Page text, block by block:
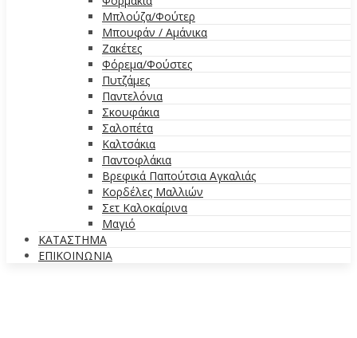
Μπλούζα/Φούτερ
Μπουφάν / Αμάνικα
Ζακέτες
Φόρεμα/Φούστες
Πυτζάμες
Παντελόνια
Σκουφάκια
Σαλοπέτα
Καλτσάκια
Παντοφλάκια
Βρεφικά Παπούτσια Αγκαλιάς
Κορδέλες Μαλλιών
Σετ Καλοκαίρινα
Μαγιό
ΚΑΤΑΣΤΗΜΑ
ΕΠΙΚΟΙΝΩΝΙΑ